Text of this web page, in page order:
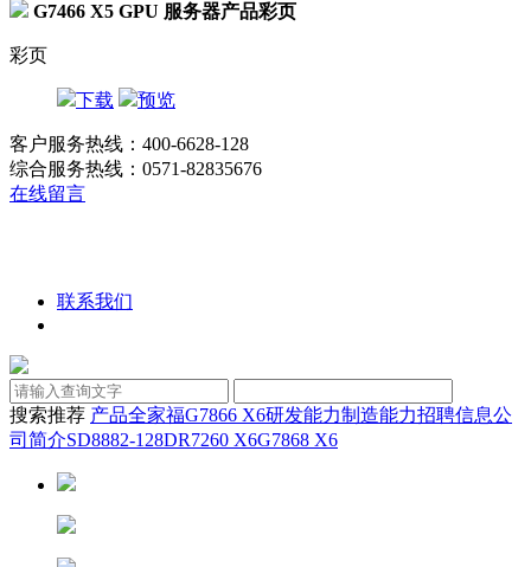
G7466 X5 GPU 服务器产品彩页
彩页
下载 预览
客户服务热线：400-6628-128
综合服务热线：0571-82835676
在线留言
联系我们
搜索推荐 产品全家福G7866 X6研发能力制造能力招聘信息公
司简介SD8882-128DR7260 X6G7868 X6